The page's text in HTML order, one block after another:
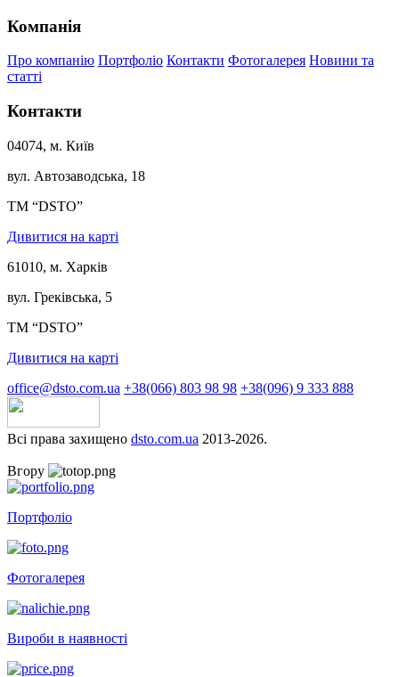
Компанія
Про компанію Портфоліо Контакти Фотогалерея Новини та
статті
Контакти
04074, м. Київ
вул. Автозаводська, 18
ТМ “DSTO”
Дивитися на карті
61010, м. Харків
вул. Греківська, 5
ТМ “DSTO”
Дивитися на карті
office@dsto.com.ua +38(066) 803 98 98 +38(096) 9 333 888
Всі права захищено dsto.com.ua 2013-2026.
Вгору
Портфоліо
Фотогалерея
Вироби в наявності